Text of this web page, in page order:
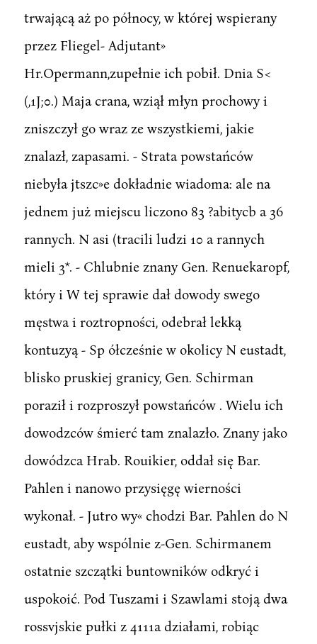
trwającą aż po północy, w której wspierany
przez Fliegel- Adjutant»
Hr.Opermann,zupełnie ich pobił. Dnia S<
(,1J;0.) Maja crana, wziął młyn prochowy i
zniszczył go wraz ze wszystkiemi, jakie
znalazł, zapasami. - Strata powstańców
niebyła jtszc»e dokładnie wiadoma: ale na
jednem już miejscu liczono 83 ?abitycb a 36
rannych. N asi (tracili ludzi 10 a rannych
mieli 3*. - Chlubnie znany Gen. Renuekaropf,
który i W tej sprawie dał dowody swego
męstwa i roztropności, odebrał lekką
kontuzyą - Sp ółcześnie w okolicy N eustadt,
blisko pruskiej granicy, Gen. Schirman
poraził i rozproszył powstańców . Wielu ich
dowodzców śmierć tam znalazło. Znany jako
dowódzca Hrab. Rouikier, oddał się Bar.
Pahlen i nanowo przysięgę wierności
wykonał. - Jutro wy« chodzi Bar. Pahlen do N
eustadt, aby wspólnie z-Gen. Schirmanem
ostatnie szczątki buntowników odkryć i
uspokoić. Pod Tuszami i Szawlami stoją dwa
rossvjskie pułki z 4111a działami, robiąc